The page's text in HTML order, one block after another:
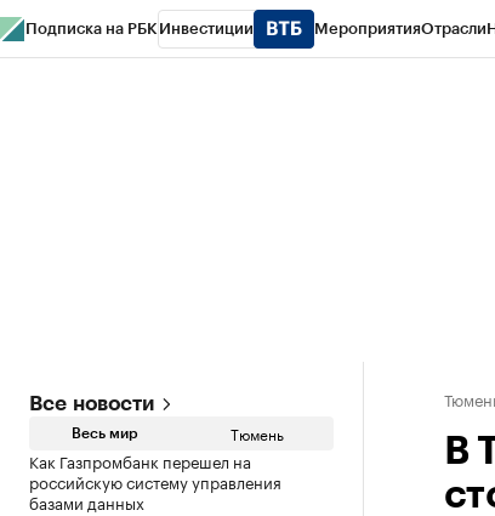
Подписка на РБК Инвестиции МероприятияОтрасли
Все новости
Весь мир Тюмень
Как Газпромбанк перешел на
российскую систему управления
базами данных
В